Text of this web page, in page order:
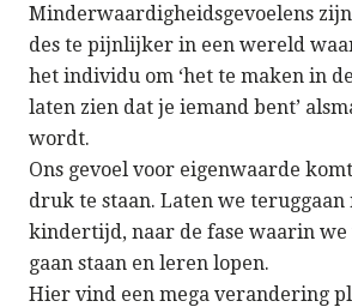
Minderwaardigheidsgevoelens
des te pijnlijker in een wereld
het individu om ‘het te maken in
laten zien dat je iemand bent’
wordt.
Ons gevoel voor eigenwaarde
druk te staan. Laten we teruggaan
kindertijd, naar de fase waarin we
gaan staan en leren lopen.
Hier vind een mega verandering